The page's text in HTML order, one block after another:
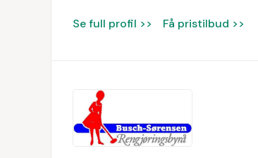
Se full profil >> Få pristilbud >>